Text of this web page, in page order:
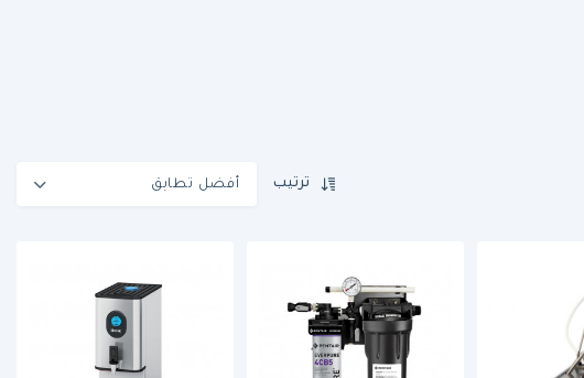
ترتيب أفضل تطابق